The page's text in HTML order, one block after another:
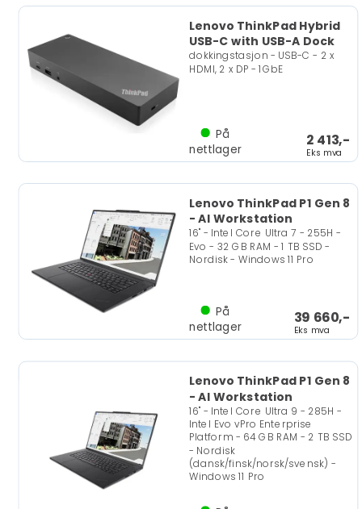
Lenovo ThinkPad Hybrid
USB-C with USB-A Dock
dokkingstasjon - USB-C - 2 x
HDMI, 2 x DP - 1GbE
2 413,-
Eks mva
På
nettlager
Lenovo ThinkPad P1 Gen 8
- AI Workstation
16" - Intel Core Ultra 7 - 255H -
Evo - 32 GB RAM - 1 TB SSD -
Nordisk - Windows 11 Pro
39 660,-
Eks mva
På
nettlager
Lenovo ThinkPad P1 Gen 8
- AI Workstation
16" - Intel Core Ultra 9 - 285H -
Intel Evo vPro Enterprise
Platform - 64 GB RAM - 2 TB SSD
- Nordisk
(dansk/finsk/norsk/svensk) -
Windows 11 Pro